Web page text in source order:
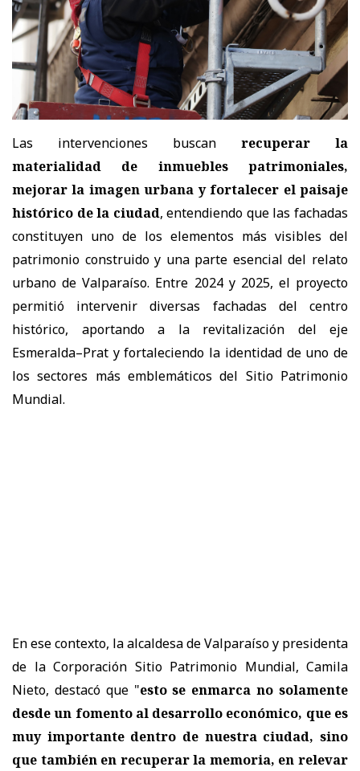
Las intervenciones buscan recuperar la
materialidad de inmuebles patrimoniales,
mejorar la imagen urbana y fortalecer el paisaje
histórico de la ciudad, entendiendo que las fachadas
constituyen uno de los elementos más visibles del
patrimonio construido y una parte esencial del relato
urbano de Valparaíso. Entre 2024 y 2025, el proyecto
permitió intervenir diversas fachadas del centro
histórico, aportando a la revitalización del eje
Esmeralda–Prat y fortaleciendo la identidad de uno de
los sectores más emblemáticos del Sitio Patrimonio
Mundial.
En ese contexto, la alcaldesa de Valparaíso y presidenta
de la Corporación Sitio Patrimonio Mundial, Camila
Nieto, destacó que "esto se enmarca no solamente
desde un fomento al desarrollo económico, que es
muy importante dentro de nuestra ciudad, sino
que también en recuperar la memoria, en relevar